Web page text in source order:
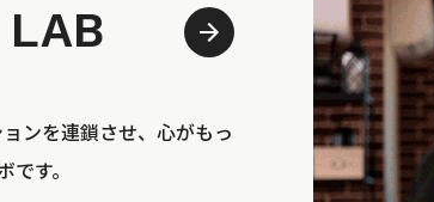
LAB
ンを連鎖させ、心がもっ
す。